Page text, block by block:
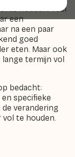
te houden. Veel
een
na een paar
goed
eten. Maar ook
termijn vol
bedacht:
en specifieke
verandering
vol te houden.